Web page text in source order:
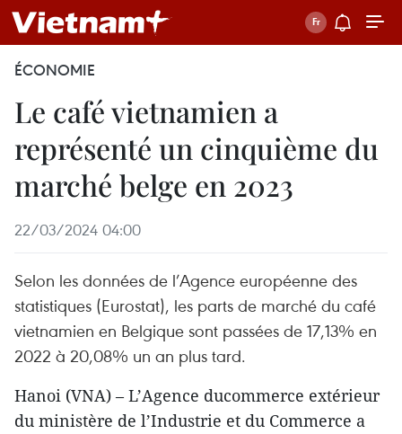
ÉCONOMIE
Le café vietnamien a
représenté un cinquième du
marché belge en 2023
22/03/2024 04:00
Selon les données de l’Agence européenne des
statistiques (Eurostat), les parts de marché du café
vietnamien en Belgique sont passées de 17,13% en
2022 à 20,08% un an plus tard.
Hanoi (VNA) – L’Agence ducommerce extérieur
du ministère de l’Industrie et du Commerce a